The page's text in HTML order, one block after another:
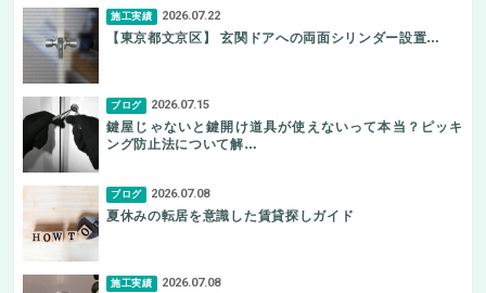
施工実績 2026.07.22
【東京都文京区】 玄関ドアへの両面シリンダー設置…
ブログ 2026.07.15
鍵屋じゃないと鍵開け道具が使えないって本当？ピッキ
ング防止法について解…
ブログ 2026.07.08
夏休みの転居を意識した賃貸探しガイド
施工実績 2026.07.08